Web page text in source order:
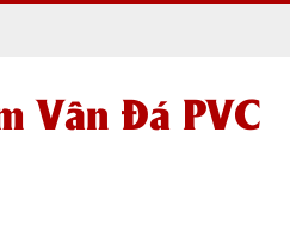
Vân Đá PVC